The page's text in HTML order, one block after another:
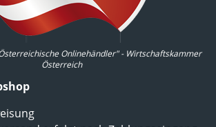
Onlinehändler" - Wirtschaftskammer
Österreich